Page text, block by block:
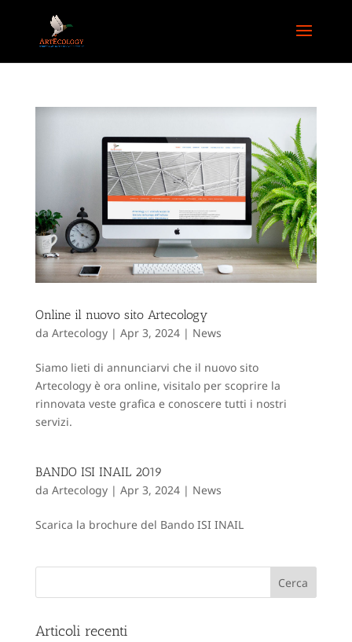
Online il nuovo sito Artecology
da Artecology| Apr 3, 2024| News
Siamo lieti di annunciarvi che il nuovo sito
Artecology è ora online, visitalo per scoprire la
rinnovata veste grafica e conoscere tutti i nostri
servizi.
BANDO ISI INAIL 2019
da Artecology| Apr 3, 2024| News
Scarica la brochure del Bando ISI INAIL
Articoli recenti